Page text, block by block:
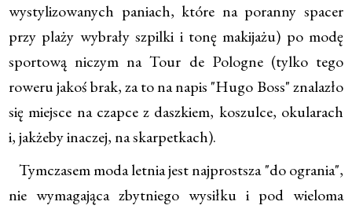
wystylizowanych paniach, które na poranny spacer
przy plaży wybrały szpilki i tonę makijażu) po modę
sportową niczym na Tour de Pologne (tylko tego
roweru jakoś brak, za to na napis "Hugo Boss" znalazło
się miejsce na czapce z daszkiem, koszulce, okularach
i, jakżeby inaczej, na skarpetkach).
Tymczasem moda letnia jest najprostsza "do ogrania",
nie wymagająca zbytniego wysiłku i pod wieloma